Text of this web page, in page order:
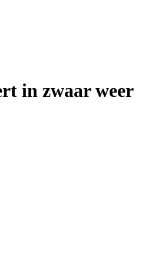
in zwaar weer